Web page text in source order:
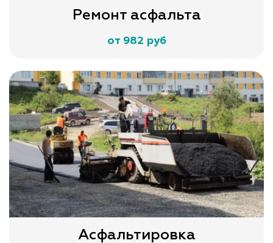
Ремонт асфальта
от 982 руб
Асфальтировка